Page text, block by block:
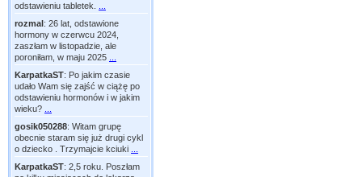
odstawieniu tabletek.
rozmal: 26 lat, odstawione
hormony w czerwcu 2024,
zaszłam w listopadzie, ale
poroniłam, w maju 2025
KarpatkaST: Po jakim czasie
udało Wam się zajść w ciążę po
odstawieniu hormonów i w jakim
wieku?
gosik050288: Witam grupę
obecnie staram się już drugi cykl
o dziecko . Trzymajcie kciuki
KarpatkaST: 2,5 roku. Poszłam